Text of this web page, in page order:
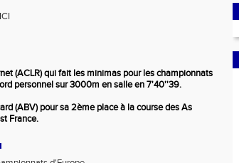
ICI
(ACLR) qui fait les minimas pour les championnats
personnel sur 3000m en salle en 7'40''39.
(ABV) pour sa 2ème place à la course des As
France.